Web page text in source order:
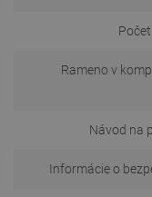
Rameno v
Návod na
Informácie o